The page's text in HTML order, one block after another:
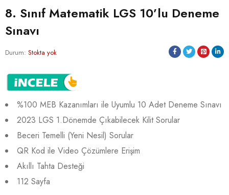
8. Sınıf Matematik LGS 10’lu Deneme
Sınavı
Durum: Stokta yok
%100 MEB Kazanımları ile Uyumlu 10 Adet Deneme Sınavı
2023 LGS 1.Dönemde Çıkabilecek Kilit Sorular
Beceri Temelli (Yeni Nesil) Sorular
QR Kod ile Video Çözümlere Erişim
Akıllı Tahta Desteği
112 Sayfa